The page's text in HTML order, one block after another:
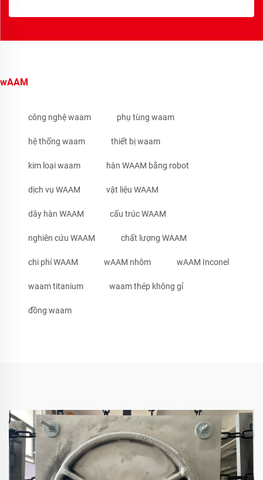
wAAM
công nghệ waam phụ tùng waam
hệ thống waam thiết bị waam
kim loại waam hàn WAAM bằng robot
dịch vụ WAAM vật liệu WAAM
dây hàn WAAM cấu trúc WAAM
nghiên cứu WAAM chất lượng WAAM
chi phí WAAM wAAM nhôm wAAM Inconel
waam titanium waam thép không gỉ
đồng waam